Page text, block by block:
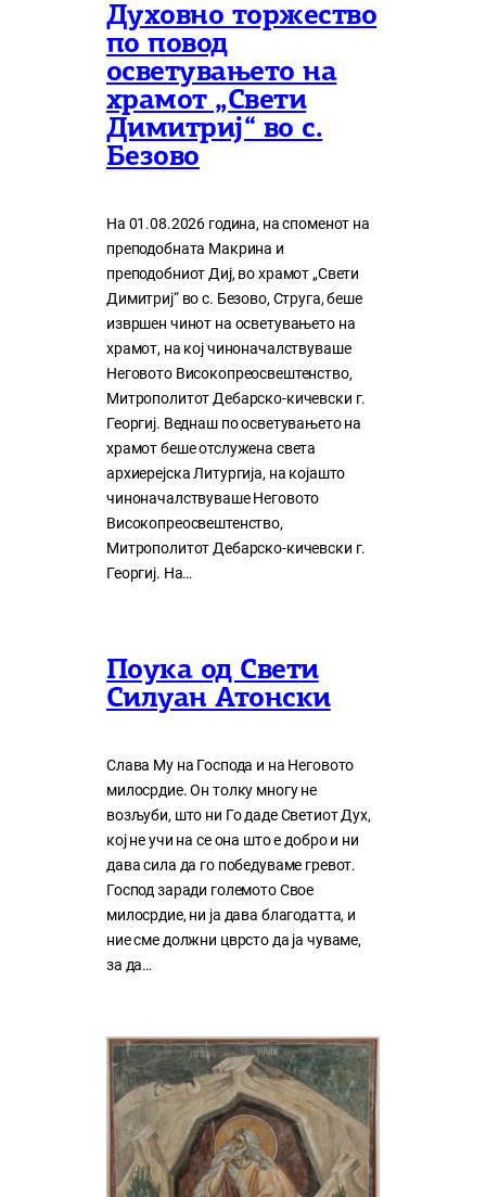
Духовно торжество
по повод
осветувањето на
храмот „Свети
Димитриј“ во с.
Безово
На 01.08.2026 година, на споменот на
преподобната Макрина и
преподобниот Диј, во храмот „Свети
Димитриј“ во с. Безово, Струга, беше
извршен чинот на осветувањето на
храмот, на кој чиноначалствуваше
Неговото Високопреосвештенство,
Митрополитот Дебарско-кичевски г.
Георгиј. Веднаш по осветувањето на
храмот беше отслужена света
архиерејска Литургија, на којашто
чиноначалствуваше Неговото
Високопреосвештенство,
Митрополитот Дебарско-кичевски г.
Георгиј. На…
Поука од Свети
Силуан Атонски
Слава Му на Господа и на Неговото
милосрдие. Он толку многу нe
возљуби, што ни Го даде Светиот Дух,
кој нe учи на сe она што е добро и ни
дава сила да го победуваме гревот.
Господ заради големото Свое
милосрдие, ни ја дава благодатта, и
ние сме должни цврсто да ја чуваме,
за да…